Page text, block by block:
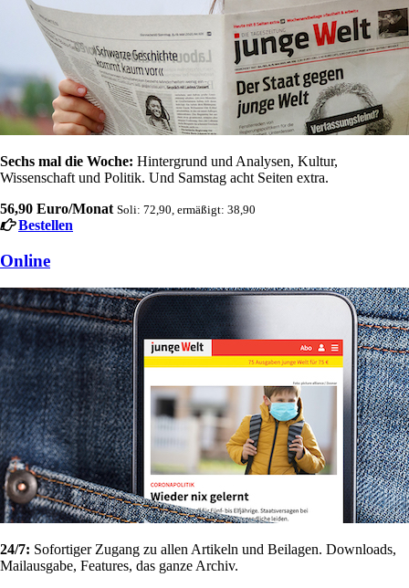
Sechs mal die Woche: Hintergrund und Analysen, Kultur,
Wissenschaft und Politik. Und Samstag acht Seiten extra.
56,90 Euro/Monat Soli: 72,90, ermäßigt: 38,90
Bestellen
Online
24/7: Sofortiger Zugang zu allen Artikeln und Beilagen. Downloads,
Mailausgabe, Features, das ganze Archiv.